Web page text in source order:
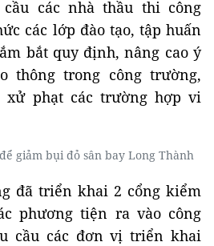
các nhà thầu thi công
các lớp đào tạo, tập huấn
bắt quy định, nâng cao ý
thông trong công trường,
xử phạt các trường hợp vi
giảm bụi đỏ sân bay Long Thành
đã triển khai 2 cổng kiểm
phương tiện ra vào công
cầu các đơn vị triển khai